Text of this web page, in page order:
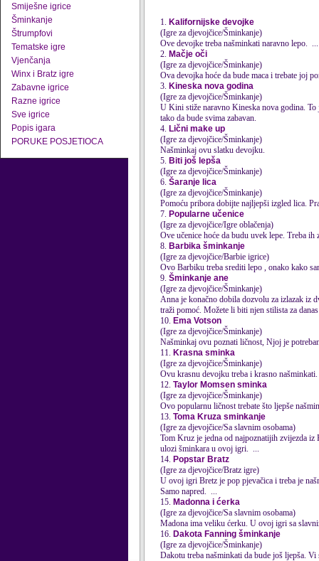
Smiješne igrice
Šminkanje
Štrumpfovi
Tematske igre
Vjenčanja
Winx i Bratz igre
Zabavne igrice
Razne igrice
Sve igrice
Popis igara
PORUKE POSJETIOCA
1. Kalifornijske devojke
(Igre za djevojčice/Šminkanje)
Ove devojke treba našminkati naravno lepo. ...
2. Mačje oči
(Igre za djevojčice/Šminkanje)
Ova devojka hoće da bude maca i trebate joj
3. Kineska nova godina
(Igre za djevojčice/Šminkanje)
U Kini stiže naravno Kineska nova godina.
tako da bude svima zabavan.
4. Lični make up
(Igre za djevojčice/Šminkanje)
Našminkaj ovu slatku devojku.
5. Biti još lepša
(Igre za djevojčice/Šminkanje)
6. Šaranje lica
(Igre za djevojčice/Šminkanje)
Pomoću pribora dobijte najljepši izgled lica.
7. Popularne učenice
(Igre za djevojčice/Igre oblačenja)
Ove učenice hoće da budu uvek lepe. Treba ih
8. Barbika šminkanje
(Igre za djevojčice/Barbie igrice)
Ovo Barbiku treba srediti lepo , onako kako
9. Šminkanje ane
(Igre za djevojčice/Šminkanje)
Anna je konačno dobila dozvolu za izlazak iz
traži pomoć. Možete li biti njen stilista za
10. Ema Votson
(Igre za djevojčice/Šminkanje)
Našminkaj ovu poznati ličnost, Njoj je
11. Krasna sminka
(Igre za djevojčice/Šminkanje)
Ovu krasnu devojku treba i krasno našminkati.
12. Taylor Momsen sminka
(Igre za djevojčice/Šminkanje)
Ovo popularnu ličnost trebate što ljepše
13. Toma Kruza sminkanje
(Igre za djevojčice/Sa slavnim osobama)
Tom Kruz je jedna od najpoznatijih zvijezda
ulozi šminkara u ovoj igri. ...
14. Popstar Bratz
(Igre za djevojčice/Bratz igre)
U ovoj igri Bretz je pop pjevačica i treba je
Samo napred. ...
15. Madonna i ćerka
(Igre za djevojčice/Sa slavnim osobama)
Madona ima veliku ćerku. U ovoj igri sa
16. Dakota Fanning šminkanje
(Igre za djevojčice/Šminkanje)
Dakotu treba našminkati